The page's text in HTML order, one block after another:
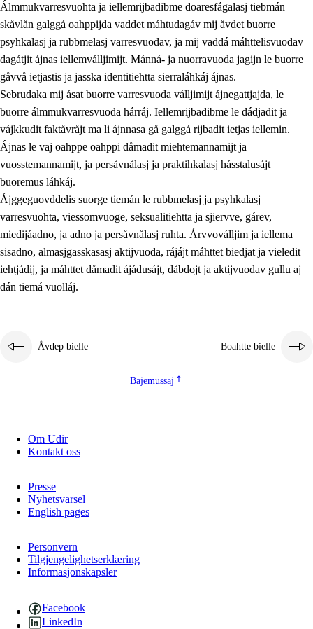
2. Prinsihpa oahppama, åvddånahttema ja ávddama hárráj
2.1 Sosiála oahppam ja åvddånibme
2.2 Máhtudahka fágáj hárráj
2.3 Vuodulasj tjehpudagá
2.4 Oahppat oahppat
Doaresfágalasj tiemá
2.5.2 Demokratijja ja guojmmeviesátvuohta
Guoddelis åvddånibme
Álmmukvarresvuohta ja iellemrijbadibme doaresfágalasj tiebmán
skåvlån galggá oahppijda vaddet máhtudagáv mij åvdet buorre
psyhkalasj ja rubbmelasj varresvuodav, ja mij vaddá máhttelisvuodav
dagátjit ájnas iellemválljimijt. Mánná- ja nuorravuoda jagijn le buorre
gåvvå ietjastis ja jasska identitiehtta sierraláhkáj ájnas.
Sebrudaka mij ásat buorre varresvuoda válljimijt ájnegattjajda, le
buorre álmmukvarresvuoda hárráj. Iellemrijbadibme le dádjadit ja
vájkkudit faktåvråjt ma li ájnnasa gå galggá rijbadit ietjas iellemin.
Ájnas le vaj oahppe oahppi dåmadit miehtemannamijt ja
vuosstemannamijt, ja persåvnålasj ja praktihkalasj hásstalusájt
buoremus láhkáj.
Ájggeguovddelis suorge tiemán le rubbmelasj ja psyhkalasj
varresvuohta, viessomvuoge, seksualitiehtta ja sjiervve, gárev,
miedijáadno, ja adno ja persåvnålasj ruhta. Árvvoválljim ja iellema
sisadno, almasjgasskasasj aktijvuoda, rájájt máhttet biedjat ja vieledit
iehtjádij, ja máhttet dåmadit ájádusájt, dåbdojt ja aktijvuodav gullu aj
dán tiemá vuolláj.
Åvdep bielle Boahtte bielle
Bajemussaj
Om Udir
Kontakt oss
Presse
Nyhetsvarsel
English pages
Personvern
Tilgjengelighetserklæring
Informasjonskapsler
Facebook
LinkedIn